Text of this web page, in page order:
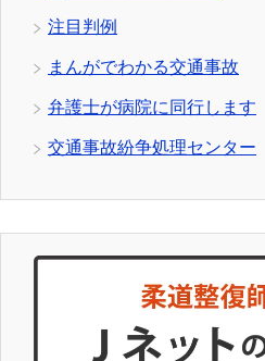
注目判例
まんがでわかる交通事故
弁護士が病院に同行します
交通事故紛争処理センター